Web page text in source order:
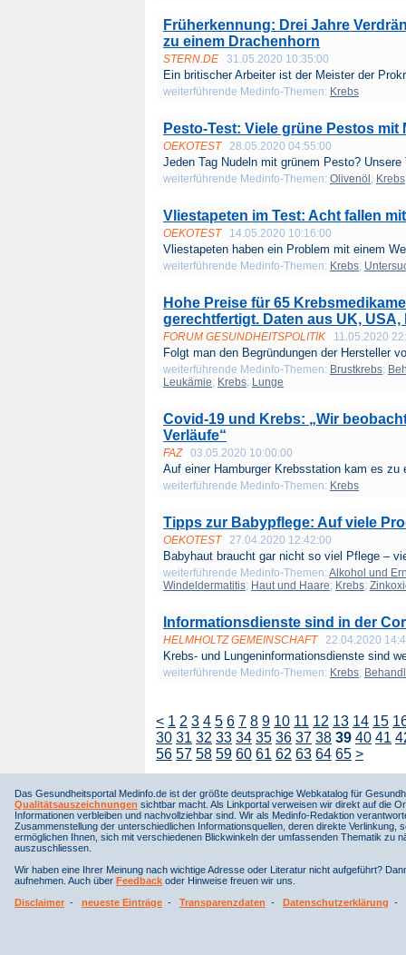
Früherkennung: Drei Jahre
zu einem Drachenhorn
STERN.DE 31.05.2020 10:35:00
Ein britischer Arbeiter ist der Meister der
weiterführende Medinfo-Themen: Krebs
Pesto-Test: Viele grüne Pestos
OEKOTEST 28.05.2020 04:55:00
Jeden Tag Nudeln mit grünem Pesto? Unsere
weiterführende Medinfo-Themen: Olivenöl ; Krebs
Vliestapeten im Test: Acht fallen
OEKOTEST 14.05.2020 10:16:00
Vliestapeten haben ein Problem mit einem
weiterführende Medinfo-Themen: Krebs;
Hohe Preise für 65
gerechtfertigt. Daten aus UK, USA,
FORUM GESUNDHEITSPOLITIK 11.05.2020
Folgt man den Begründungen der Hersteller
weiterführende Medinfo-Themen: Brustkrebs;
Leukämie; Krebs; Lunge
Covid-19 und Krebs: „Wir
Verläufe“
FAZ 03.05.2020 10:00:00
Auf einer Hamburger Krebsstation kam es zu
weiterführende Medinfo-Themen: Krebs
Tipps zur Babypflege: Auf viele
OEKOTEST 27.04.2020 12:42:00
Babyhaut braucht gar nicht so viel Pflege –
weiterführende Medinfo-Themen: Alkohol und
Windeldermatitis; Haut und Haare; Krebs;
Informationsdienste sind in der
HELMHOLTZ GEMEINSCHAFT 22.04.2020
Krebs- und Lungeninformationsdienste sind
weiterführende Medinfo-Themen: Krebs;
< 1 2 3 4 5 6 7 8 9 10 11 12 13 14 15
30 31 32 33 34 35 36 37 38 39 40 41
56 57 58 59 60 61 62 63 64 65 >
Das Gesundheitsportal Medinfo.de ist der größte deutsprachige Webkatalog für
Qualitätsauszeichnungen sichtbar macht. Als Linkportal verweisen wir direkt auf die
Informationen verbleiben und nachvollziehbar sind. Wir als Medinfo-Redaktion
Zusammenstellung der unterschiedlichen Informationsquellen, deren direkte
ermöglichen Ihnen, sich mit verschiedenen Blickwinkeln der umfassenden Thematik
auszuschliessen.
Wir haben eine Ihrer Meinung nach wichtige Adresse oder Literatur nicht aufgeführt?
aufnehmen. Auch über Feedback oder Hinweise freuen wir uns.
Disclaimer - neueste Einträge - Transparenzdaten - Datenschutzerklärung -